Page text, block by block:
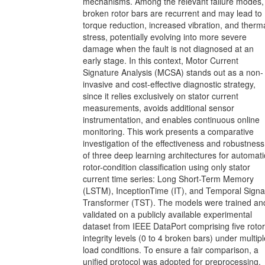
broken rotor bars are recurrent and may lead to
torque reduction, increased vibration, and
stress, potentially evolving into more severe
damage when the fault is not diagnosed at an
early stage. In this context, Motor Current
Signature Analysis (MCSA) stands out as a non-
invasive and cost-effective diagnostic strategy,
since it relies exclusively on stator current
measurements, avoids additional sensor
instrumentation, and enables continuous online
monitoring. This work presents a comparative
investigation of the effectiveness and robustness
of three deep learning architectures for
rotor-condition classification using only stator
current time series: Long Short-Term Memory
(LSTM), InceptionTime (IT), and Temporal
Transformer (TST). The models were trained
validated on a publicly available experimental
dataset from IEEE DataPort comprising five rotor
integrity levels (0 to 4 broken bars) under
load conditions. To ensure a fair comparison, a
unified protocol was adopted for preprocessing,